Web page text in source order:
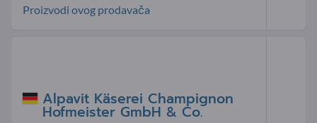
Proizvodi ovog prodavača
Alpavit Käserei Champignon
Hofmeister GmbH & Co.